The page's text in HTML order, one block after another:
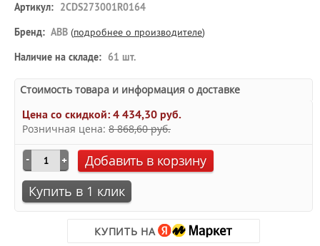
Артикул: 2CDS273001R0164
Бренд: ABB (подробнее о производителе)
Наличие на складе: 61 шт.
Стоимость товара и информация о доставке
Цена со скидкой:4 434,30 руб.
Розничная цена: 8 868,60 руб.
Добавить в корзину
Купить в 1 клик
КУПИТЬ НА